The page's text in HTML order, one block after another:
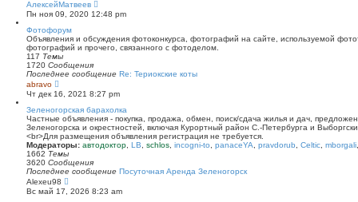
о
б
е
н
и
ю
с
л
е
д
н
е
м
у
с
о
о
щ
е
н
и
ю
АлексейМатвеев
е
р
й
т
п
с
л
е
д
н
е
м
у
о
щ
Пн ноя 09, 2020 12:48 pm
Фотофорум
Объявления и обсуждения фотоконкурса, фотографий на сайте, используемой
фотографий и прочего, связанного с фотоделом.
117 Темы
1720 Сообщения
Последнее сообщение Re: Териокские коты
abravo
е
р
е
й
т
и
к
п
о
с
л
е
д
Чт дек 16, 2021 8:27 pm
Зеленогорская барахолка
Частные объявления - покупка, продажа, обмен, поиск/сдача жилья и дач,
Зеленогорска и окрестностей, включая Курортный район С.-Петербурга и
<br>Для размещения объявления регистрация не требуется.
Модераторы: автодоктор LB schlos incogni-to panaceYA pravdorub Celtic mborgali
1662 Темы
3620 Сообщения
Последнее сообщение Посуточная Аренда Зеленогорск
Alexeu98
е
р
Вс май 17, 2026 8:23 am